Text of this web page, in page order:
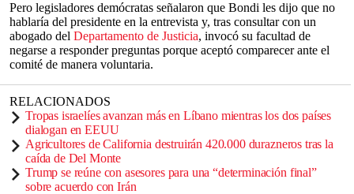
Pero legisladores demócratas señalaron que Bondi les dijo que no
hablaría del presidente en la entrevista y, tras consultar con un
abogado del Departamento de Justicia, invocó su facultad de
negarse a responder preguntas porque aceptó comparecer ante el
comité de manera voluntaria.
RELACIONADOS
Tropas israelíes avanzan más en Líbano mientras los dos países
dialogan en EEUU
Agricultores de California destruirán 420.000 durazneros tras la
caída de Del Monte
Trump se reúne con asesores para una “determinación final”
sobre acuerdo con Irán